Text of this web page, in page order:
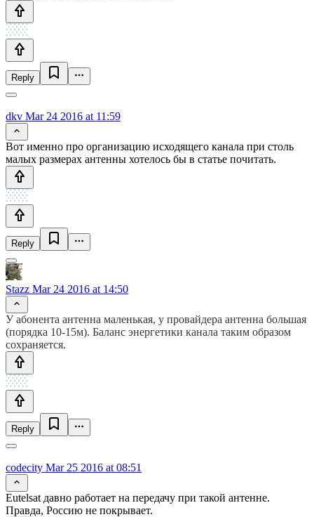
Reply
dkv Mar 24 2016 at 11:59
Вот именно про организацию исходящего канала при столь
малых размерах антенны хотелось бы в статье почитать.
Reply
Stazz Mar 24 2016 at 14:50
У абонента антенна маленькая, у провайдера антенна большая
(порядка 10-15м). Баланс энергетики канала таким образом
сохраняется.
Reply
codecity Mar 25 2016 at 08:51
Eutelsat давно работает на передачу при такой антенне.
Правда, Россию не покрывает.